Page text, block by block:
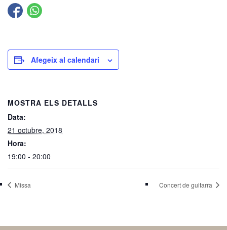
Afegeix al calendari
MOSTRA ELS DETALLS
Data:
21 octubre, 2018
Hora:
19:00 - 20:00
Missa Concert de guitarra